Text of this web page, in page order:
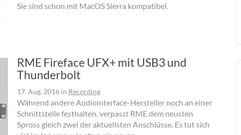
Sie sind schon mit MacOS Sierra kompatibel.
RME Fireface UFX+ mit USB3 und
Thunderbolt
17. Aug. 2016in Recording
Während andere Audiointerface-Hersteller noch an einer
Schnittstelle festhalten, verpasst RME dem neusten
Spross gleich zwei der aktuellsten Anschlüsse. Es tut sich